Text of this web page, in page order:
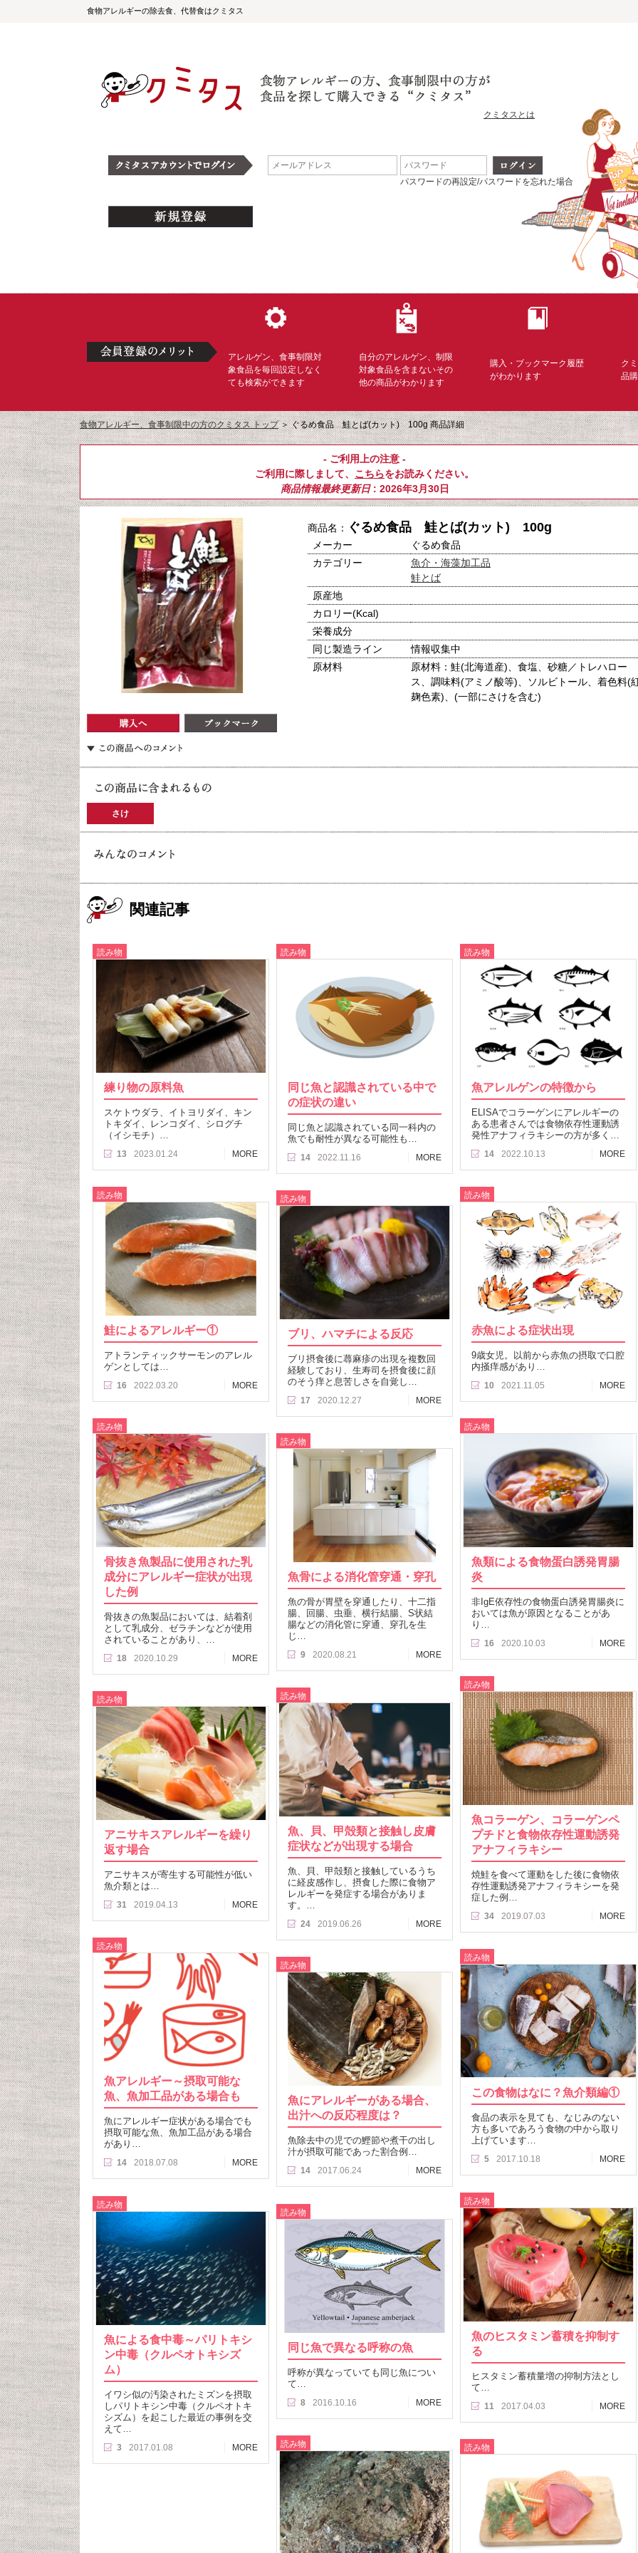
食物アレルギーの除去食、代替食はクミタス
クミタスとは
パスワードの再設定/パスワードを忘れた場合
アレルゲン、食事制限対
象食品を毎回設定しなく
ても検索ができます
自分のアレルゲン、制限
対象食品を含まないその
他の商品がわかります
購入・ブックマーク履歴
がわかります
ク
品
食物アレルギー、食事制限中の方のクミタス トップ＞ぐるめ食品 鮭とば(カット) 100g 商品詳細
- ご利用上の注意 -
ご利用に際しまして、 こちらをお読みください。
商品情報最終更新日: 2026年3月30日
商品名： ぐるめ食品 鮭とば(カット) 100g
メーカー
ぐるめ食品
カテゴリー
魚介・海藻加工品
鮭とば
原産地
カロリー(Kcal)
栄養成分
同じ製造ライン
情報収集中
原材料
原材料：鮭(北海道産)、食塩、砂糖／トレハロー
ス、調味料(アミノ酸等)、ソルビトール、着色料(
麹色素)、(一部にさけを含む)
さけ
関連記事
読み物
練り物の原料魚
スケトウダラ、イトヨリダイ、キン
トキダイ、レンコダイ、シログチ
（イシモチ）…
13 2023.01.24 MORE
読み物
同じ魚と認識されている中で
の症状の違い
同じ魚と認識されている同一科内の
魚でも耐性が異なる可能性も…
14 2022.11.16 MORE
読み物
魚アレルゲンの特徴から
ELISAでコラーゲンにアレルギーの
ある患者さんでは食物依存性運動誘
発性アナフィラキシーの方が多く…
14 2022.10.13 MORE
読み物
鮭によるアレルギー①
アトランティックサーモンのアレル
ゲンとしては…
16 2022.03.20 MORE
読み物
赤魚による症状出現
9歳女児。以前から赤魚の摂取で口腔
内掻痒感があり…
10 2021.11.05 MORE
読み物
ブリ、ハマチによる反応
ブリ摂食後に蕁麻疹の出現を複数回
経験しており、生寿司を摂食後に顔
のそう痒と息苦しさを自覚し…
17 2020.12.27 MORE
読み物
骨抜き魚製品に使用された乳
成分にアレルギー症状が出現
した例
骨抜きの魚製品においては、結着剤
として乳成分、ゼラチンなどが使用
されていることがあり、…
18 2020.10.29 MORE
読み物
魚類による食物蛋白誘発胃腸
炎
非IgE依存性の食物蛋白誘発胃腸炎に
おいては魚が原因となることがあ
り…
16 2020.10.03 MORE
読み物
魚骨による消化管穿通・穿孔
魚の骨が胃壁を穿通したり、十二指
腸、回腸、虫垂、横行結腸、S状結
腸などの消化管に穿通、穿孔を生
じ…
9 2020.08.21 MORE
読み物
魚コラーゲン、コラーゲンペ
プチドと食物依存性運動誘発
アナフィラキシー
焼鮭を食べて運動をした後に食物依
存性運動誘発アナフィラキシーを発
症した例…
34 2019.07.03 MORE
読み物
魚、貝、甲殻類と接触し皮膚
症状などが出現する場合
魚、貝、甲殻類と接触しているうち
に経皮感作し、摂食した際に食物ア
レルギーを発症する場合がありま
す。…
24 2019.06.26 MORE
読み物
アニサキスアレルギーを繰り
返す場合
アニサキスが寄生する可能性が低い
魚介類とは…
31 2019.04.13 MORE
読み物
魚アレルギー～摂取可能な
魚、魚加工品がある場合も
魚にアレルギー症状がある場合でも
摂取可能な魚、魚加工品がある場合
があり…
14 2018.07.08 MORE
読み物
この食物はなに？魚介類編①
食品の表示を見ても、なじみのない
方も多いであろう食物の中から取り
上げています…
5 2017.10.18 MORE
読み物
魚にアレルギーがある場合、
出汁への反応程度は？
魚除去中の児での鰹節や煮干の出し
汁が摂取可能であった割合例…
14 2017.06.24 MORE
読み物
魚のヒスタミン蓄積を抑制す
る
ヒスタミン蓄積量増の抑制方法とし
て…
11 2017.04.03 MORE
読み物
魚による食中毒～パリトキシ
ン中毒（クルペオトキシズ
ム）
イワシ似の汚染されたミズンを摂取
しパリトキシン中毒（クルペオトキ
シズム）を起こした最近の事例を交
えて…
3 2017.01.08 MORE
読み物
同じ魚で異なる呼称の魚
呼称が異なっていても同じ魚につい
て…
8 2016.10.16 MORE
読み物 読み物